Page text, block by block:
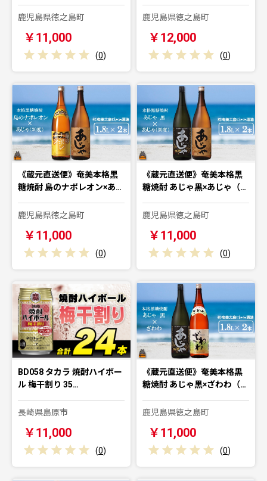
鹿児島県徳之島町
￥11,000
(0)
鹿児島県徳之島町
￥12,000
(0)
《蔵元直送便》奄美本格黒
糖焼酎 島のナポレオン×あ…
鹿児島県徳之島町
￥11,000
(0)
《蔵元直送便》奄美本格黒
糖焼酎 あじゃ黒×あじゃ（…
鹿児島県徳之島町
￥11,000
(0)
BD058 タカラ 焼酎ハイボー
ル 梅干割り 35…
長崎県島原市
￥11,000
(0)
《蔵元直送便》奄美本格黒
糖焼酎 あじゃ黒×ざわわ（…
鹿児島県徳之島町
￥11,000
(0)